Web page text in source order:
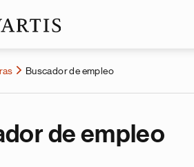
Buscador de empleo
de empleo